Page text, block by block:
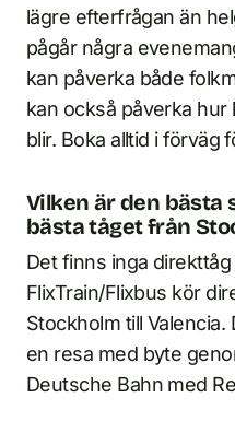
lägre efterfrågan än
pågår några
kan påverka både
kan också påverka
blir. Boka alltid i förväg
Vilken är den bästa
bästa tåget från
Det finns inga
FlixTrain/Flixbus kör
Stockholm till
en resa med byte
Deutsche Bahn med